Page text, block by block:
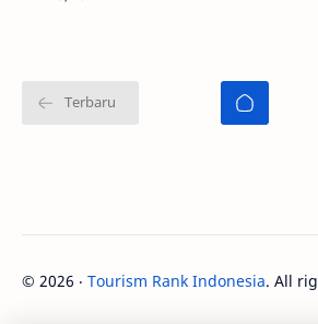
© 2026 ‧ Tourism Rank Indonesia. All